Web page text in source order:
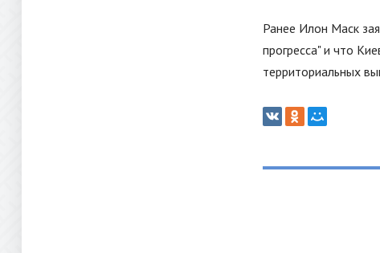
Ранее Илон Маск
прогресса"и что
территориальных